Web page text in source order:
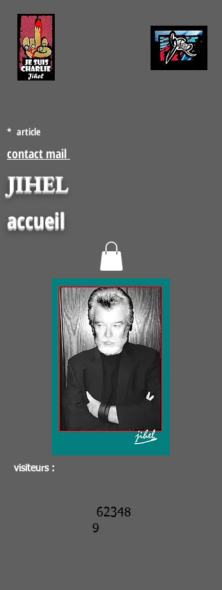
* article
contact mail
JIHEL
accueil
visiteurs :
62348
9